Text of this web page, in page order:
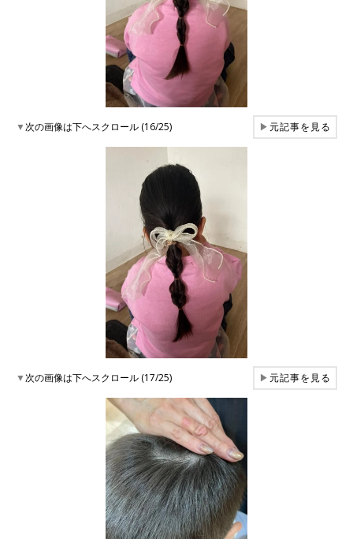
▼次の画像は下へスクロール (16/25) ▶元記事を見る
▼次の画像は下へスクロール (17/25) ▶元記事を見る